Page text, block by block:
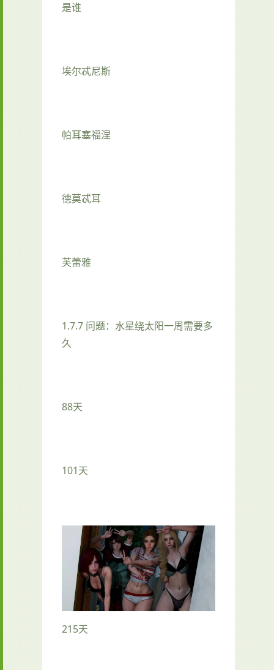
是谁
埃尔忒尼斯
帕耳塞福涅
德莫忒耳
芙蕾雅
1.7.7 问题：水星绕太阳一周需要多
久
88天
101天
215天